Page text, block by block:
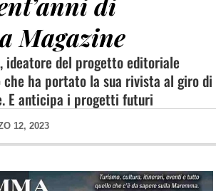
Magazine
ideatore del progetto editoriale
ha portato la sua rivista al giro di
E anticipa i progetti futuri
12, 2023